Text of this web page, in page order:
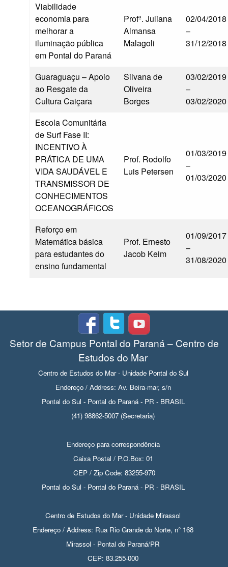
Viabilidade
economia para
melhorar a
iluminação pública
em Pontal do Paraná
Profª. Juliana
Almansa
Malagoli
02/04/2018
–
31/12/2018
Guaraguaçu – Apoio
ao Resgate da
Cultura Caiçara
Silvana de
Oliveira
Borges
03/02/2019
–
03/02/2020
Escola Comunitária
de Surf Fase II:
INCENTIVO À
PRÁTICA DE UMA
VIDA SAUDÁVEL E
TRANSMISSOR DE
CONHECIMENTOS
OCEANOGRÁFICOS
Prof. Rodolfo
Luis Petersen
01/03/2019
–
01/03/2020
Reforço em
Matemática básica
para estudantes do
ensino fundamental
Prof. Ernesto
Jacob Keim
01/09/2017
–
31/08/2020
Setor de Campus Pontal do Paraná – Centro de
Estudos do Mar
Centro de Estudos do Mar - Unidade Pontal do Sul
Endereço / Address: Av. Beira-mar, s/n
Pontal do Sul - Pontal do Paraná - PR - BRASIL
(41) 98862-5007 (Secretaria)
Endereço para correspondência
Caixa Postal / P.O.Box: 01
CEP / Zip Code: 83255-970
Pontal do Sul - Pontal do Paraná - PR - BRASIL
Centro de Estudos do Mar - Unidade Mirassol
Endereço / Address: Rua Rio Grande do Norte, n° 168
Mirassol - Pontal do Paraná/PR
CEP: 83.255-000